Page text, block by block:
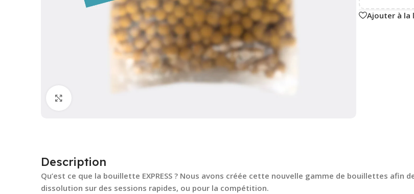
Ajouter à la
Description
Qu’est ce que la bouillette EXPRESS ? Nous avons créée cette nouvelle gamme de bouillettes
dissolution sur des sessions rapides, ou pour la compétition.